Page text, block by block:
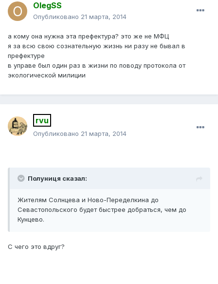
OlegSS
Опубликовано 21 марта, 2014
а кому она нужна эта префектура? это же не МФЦ
я за всю свою сознательную жизнь ни разу не бывал в
префектуре
в управе был один раз в жизни по поводу протокола от
экологической милиции
rvu
Опубликовано 21 марта, 2014
Полуниця сказал:
Жителям Солнцева и Ново-Переделкина до
Севастопольского будет быстрее добраться, чем до
Кунцево.
С чего это вдруг?